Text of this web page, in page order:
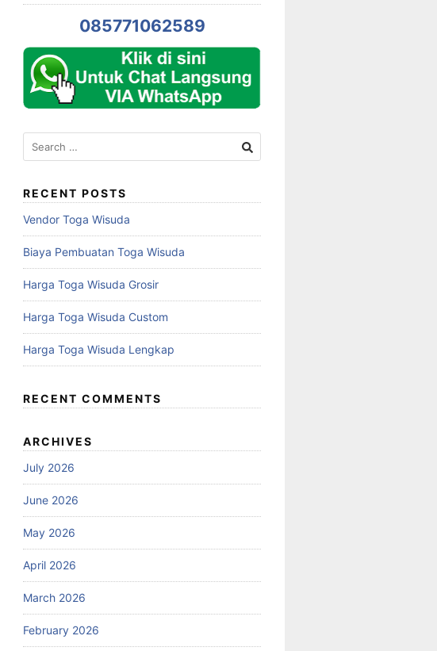
085771062589
Search
for:
RECENT POSTS
Vendor Toga Wisuda
Biaya Pembuatan Toga Wisuda
Harga Toga Wisuda Grosir
Harga Toga Wisuda Custom
Harga Toga Wisuda Lengkap
RECENT COMMENTS
ARCHIVES
July 2026
June 2026
May 2026
April 2026
March 2026
February 2026